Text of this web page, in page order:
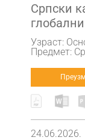
Српски
Узраст:
Предмет:
24.06.2026.